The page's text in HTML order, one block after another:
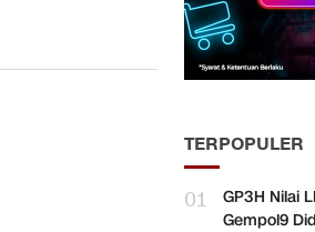
TERPOPULER
01
GP3H Nilai
Gempol9